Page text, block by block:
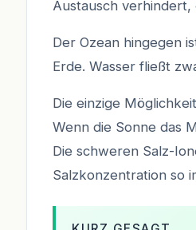
Austausch verhindert,
Der Ozean hingegen
Erde. Wasser fließt
Die einzige
Wenn die Sonne das
Die schweren Salz-
Salzkonzentration so